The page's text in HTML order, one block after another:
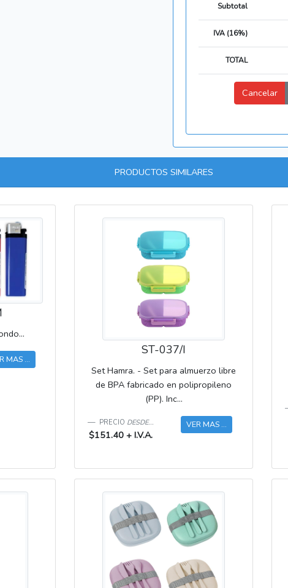
Subtotal
IVA (16%)
TOTAL
Cancelar
PRODUCTOS SIMILARES
MAS ...
ST-037/I
Set Hamra. - Set para almuerzo libre
de BPA fabricado en polipropileno
(PP). Inc...
PRECIO DESDE...
$151.40 + I.V.A.
VER MAS ...